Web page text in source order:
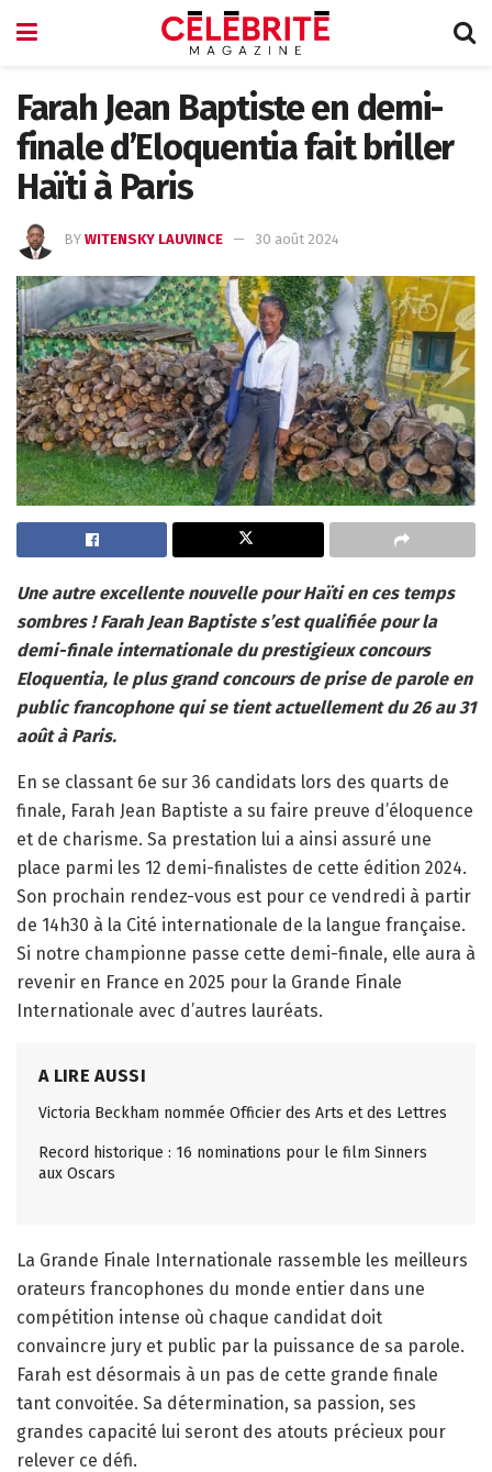
Farah Jean Baptiste en demi-
finale d’Eloquentia fait briller
Haïti à Paris
BY WITENSKY LAUVINCE 30 août 2024
Une autre excellente nouvelle pour Haïti en ces temps
sombres ! Farah Jean Baptiste s’est qualifiée pour la
demi-finale internationale du prestigieux concours
Eloquentia, le plus grand concours de prise de parole en
public francophone qui se tient actuellement du 26 au 31
août à Paris.
En se classant 6e sur 36 candidats lors des quarts de
finale, Farah Jean Baptiste a su faire preuve d’éloquence
et de charisme. Sa prestation lui a ainsi assuré une
place parmi les 12 demi-finalistes de cette édition 2024.
Son prochain rendez-vous est pour ce vendredi à partir
de 14h30 à la Cité internationale de la langue française.
Si notre championne passe cette demi-finale, elle aura à
revenir en France en 2025 pour la Grande Finale
Internationale avec d’autres lauréats.
A LIRE AUSSI
Victoria Beckham nommée Officier des Arts et des Lettres
Record historique : 16 nominations pour le film Sinners
aux Oscars
La Grande Finale Internationale rassemble les meilleurs
orateurs francophones du monde entier dans une
compétition intense où chaque candidat doit
convaincre jury et public par la puissance de sa parole.
Farah est désormais à un pas de cette grande finale
tant convoitée. Sa détermination, sa passion, ses
grandes capacité lui seront des atouts précieux pour
relever ce défi.